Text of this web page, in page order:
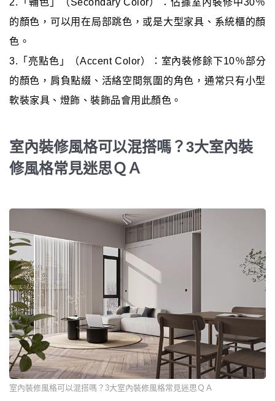
的顏色，可以用在局部跳色，或是大型家具、系統櫃的顏
色。
3.「亮點色」（Accent Color）：室內裝修餘下10％部分
的顏色，肩負點綴、活絡空間氛圍的角色，通常只有小型
軟裝家具、燈飾、裝飾品會用此顏色。
室內裝修風格可以混搭嗎？3大室內裝
修風格常見迷思ＱＡ
室內裝修風格可以混搭嗎？3大室內裝修風格常見迷思ＱＡ